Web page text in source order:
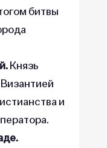
битвы
Князь
и